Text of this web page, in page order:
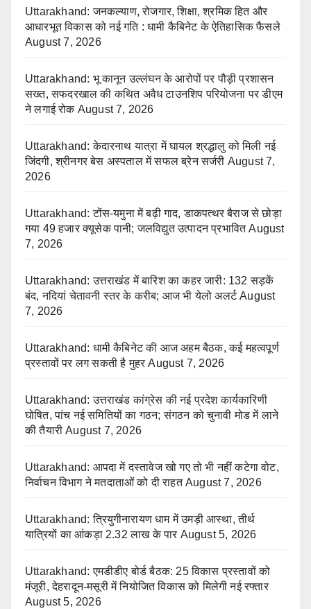
Uttarakhand: जनकल्याण, रोजगार, शिक्षा, श्रमिक हित और
आधारभूत विकास को नई गति : धामी कैबिनेट के ऐतिहासिक फैसले
August 7, 2026
Uttarakhand: भू कानून उल्लंघन के आरोपों पर पौड़ी प्रशासन
सख्त, सफदरखाल की कथित अवैध टाउनशिप परियोजना पर डीएम
ने लगाई रोक August 7, 2026
Uttarakhand: केदारनाथ यात्रा में घायल श्रद्धालु को मिली नई
जिंदगी, श्रीनगर बेस अस्पताल में सफल ब्रेन सर्जरी August 7,
2026
Uttarakhand: टोंस-यमुना में बढ़ी गाद, डाकपत्थर बैराज से छोड़ा
गया 49 हजार क्यूसेक पानी; जलविद्युत उत्पादन प्रभावित August
7, 2026
Uttarakhand: उत्तराखंड में बारिश का कहर जारी: 132 सड़कें
बंद, नदियां चेतावनी स्तर के करीब; आज भी येलो अलर्ट August
7, 2026
Uttarakhand: धामी कैबिनेट की आज अहम बैठक, कई महत्वपूर्ण
प्रस्तावों पर लग सकती है मुहर August 7, 2026
Uttarakhand: उत्तराखंड कांग्रेस की नई प्रदेश कार्यकारिणी
घोषित, पांच नई समितियों का गठन; संगठन को चुनावी मोड में लाने
की तैयारी August 7, 2026
Uttarakhand: आपदा में दस्तावेज खो गए तो भी नहीं कटेगा वोट,
निर्वाचन विभाग ने मतदाताओं को दी राहत August 7, 2026
Uttarakhand: त्रियुगीनारायण धाम में उमड़ी आस्था, तीर्थ
यात्रियों का आंकड़ा 2.32 लाख के पार August 5, 2026
Uttarakhand: एमडीडीए बोर्ड बैठक: 25 विकास प्रस्तावों को
मंजूरी, देहरादून-मसूरी में नियोजित विकास को मिलेगी नई रफ्तार
August 5, 2026